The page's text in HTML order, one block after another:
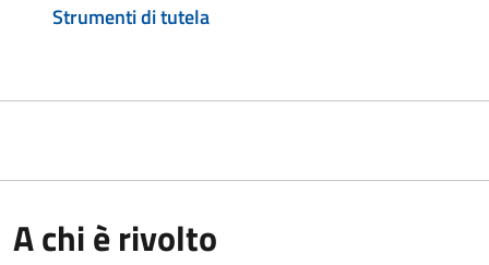
Strumenti di tutela
A chi è rivolto